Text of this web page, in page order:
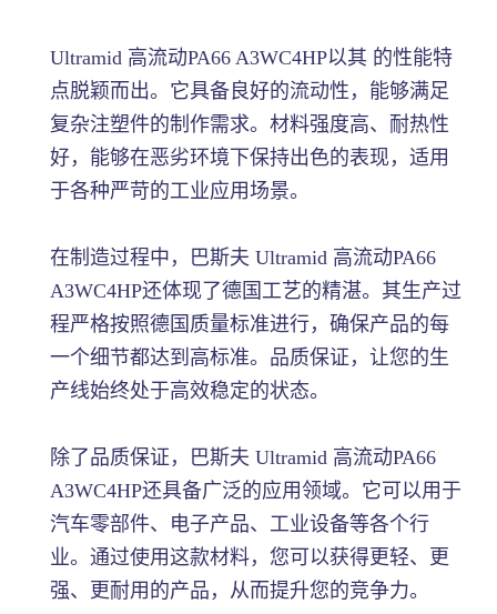
Ultramid 高流动PA66 A3WC4HP以其 的性能特
点脱颖而出。它具备良好的流动性，能够满足
复杂注塑件的制作需求。材料强度高、耐热性
好，能够在恶劣环境下保持出色的表现，适用
于各种严苛的工业应用场景。
在制造过程中，巴斯夫 Ultramid 高流动PA66
A3WC4HP还体现了德国工艺的精湛。其生产过
程严格按照德国质量标准进行，确保产品的每
一个细节都达到高标准。品质保证，让您的生
产线始终处于高效稳定的状态。
除了品质保证，巴斯夫 Ultramid 高流动PA66
A3WC4HP还具备广泛的应用领域。它可以用于
汽车零部件、电子产品、工业设备等各个行
业。通过使用这款材料，您可以获得更轻、更
强、更耐用的产品，从而提升您的竞争力。